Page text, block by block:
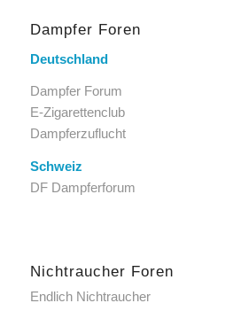
Dampfer Foren
Deutschland
Dampfer Forum
E-Zigarettenclub
Dampferzuflucht
Schweiz
DF Dampferforum
Nichtraucher Foren
Endlich Nichtraucher